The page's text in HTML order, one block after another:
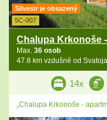
Silvestr je obsazený
5C-007
Chalupa Krkonoše
Max. 36 osob
47.8 km vzdušně od
14x
„Chalupa Krkonoše -